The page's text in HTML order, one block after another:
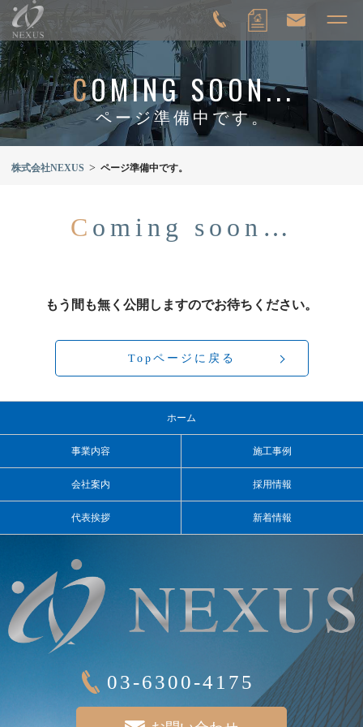
COMING SOON...
ページ準備中です。
株式会社NEXUS > ページ準備中です。
C oming soon…
もう間も無く公開しますのでお待ちください。
Topページに戻る
ホーム
事業内容 施工事例
会社案内 採用情報
代表挨拶 新着情報
03-6300-4175